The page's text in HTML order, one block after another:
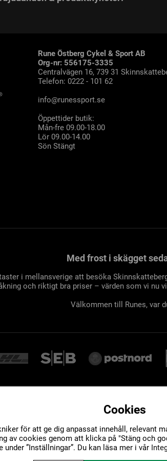
Rune Östberg Cykel & Sport AB
Org-nr: 556175-3335
Centralvägen 16, 739 31
Telefon: 0222 - 101 62
info@runessport.se
Öppettider butik:
Mån-fre 09.00-18.00
Lör 09.00-14.00
Sön Stängt
Med frost i skägget
i mellansverige att besöka
och riktigt bra priser – värden som vi nu
Välkommen till Runes, var
Cookies
för att ge dig anpassat innehåll, relevant
av cookies genom att klicka på "Stäng och
under ”Inställningar”. Du kan läsa mer i vår